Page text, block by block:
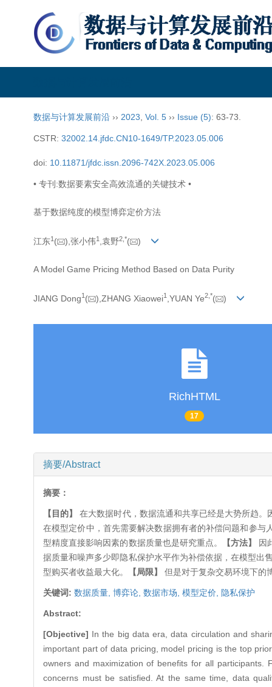
数据与计算发展前沿 ›› 2023 Vol. 5 ›› Issue (5): 63-73.
CSTR: 32002.14.jfdc.CN10-1649/TP.2023.05.006
doi: 10.11871/jfdc.issn.2096-742X.2023.05.006
• 专刊:数据要素安全高效流通的关键技术 •
基于数据纯度的模型博弈定价方法
江东1 ( ),张小伟1 ,袁野2, *( )
A Model Game Pricing Method Based on Data Purity
JIANG Dong1 ( ),ZHANG Xiaowei1 ,YUAN Ye2, *( )
RichHTML
17
摘要/Abstract
摘要：
【目的】
在大数据时代，数据流通和共享已经是大势所趋
在模型定价中，首先需要解决数据拥有者的补偿问题和参
型精度直接影响因素的数据质量也是研究重点。
【方法】
因
据质量和噪声多少即隐私保护水平作为补偿依据，在模型出
型购买者收益最大化。
【局限】 但是对于复杂交易环境下的
关键词: 数据质量, 博弈论, 数据市场, 模型定价, 隐私保护
Abstract:
[Objective] In the big data era, data circulation and
important part of data pricing, model pricing is the top
owners and maximization of benefits for all
concerns must be satisfied. At the same time, data